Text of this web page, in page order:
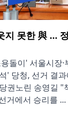
지 못한 與 …
돌이' 서울시장·
' 당청, 선거 결
권노린 송영길 "
거에서 승리를 ...